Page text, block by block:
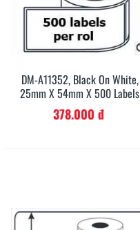
DM-A11352, Black On White,
25mm X 54mm X 500 Labels
378.000 đ